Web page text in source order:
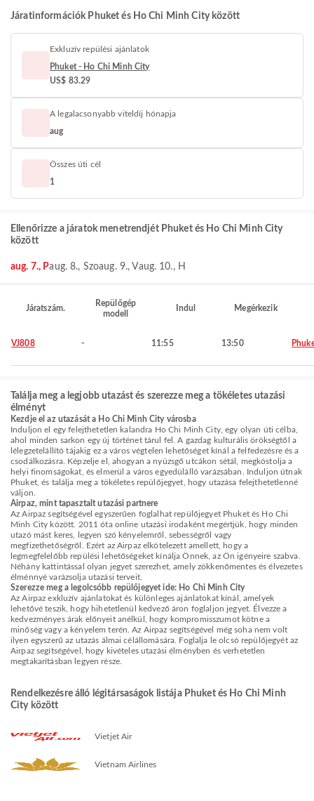
Járatinformációk Phuket és Ho Chi Minh City között
Exkluzív repülési ajánlatok
Phuket - Ho Chi Minh City
US$ 83.29
A legalacsonyabb viteldíj hónapja
aug
Összes úti cél
1
Ellenőrizze a járatok menetrendjét Phuket és Ho Chi Minh City
között
aug. 7., Paug. 8., Szoaug. 9., Vaug. 10., H
Járatszám.
Repülőgép
modell
Indul Megérkezik
VJ808 - 11:55 13:50
Találja meg a legjobb utazást és szerezze meg a tökéletes utazási
élményt
Kezdje el az utazását a Ho Chi Minh City városba
Induljon el egy felejthetetlen kalandra Ho Chi Minh City, egy olyan úti célba,
ahol minden sarkon egy új történet tárul fel. A gazdag kulturális örökségtől a
lélegzetelállító tájakig ez a város végtelen lehetőséget kínál a felfedezésre és a
csodálkozásra. Képzelje el, ahogyan a nyüzsgő utcákon sétál, megkóstolja a
helyi finomságokat, és elmerül a város egyedülálló varázsában. Induljon útnak
Phuket, és találja meg a tökéletes repülőjegyet, hogy utazása felejthetetlenné
váljon.
Airpaz, mint tapasztalt utazási partnere
Az Airpaz segítségével egyszerűen foglalhat repülőjegyet Phuket és Ho Chi
Minh City között. 2011 óta online utazási irodaként megértjük, hogy minden
utazó mást keres, legyen szó kényelemről, sebességről vagy
megfizethetőségről. Ezért az Airpaz elkötelezett amellett, hogy a
legmegfelelőbb repülési lehetőségeket kínálja Önnek, az Ön igényeire szabva.
Néhány kattintással olyan jegyet szerezhet, amely zökkenőmentes és élvezetes
élménnyé varázsolja utazási terveit.
Szerezze meg a legolcsóbb repülőjegyet ide: Ho Chi Minh City
Az Airpaz exkluzív ajánlatokat és különleges ajánlatokat kínál, amelyek
lehetővé teszik, hogy hihetetlenül kedvező áron foglaljon jegyet. Élvezze a
kedvezményes árak előnyeit anélkül, hogy kompromisszumot kötne a
minőség vagy a kényelem terén. Az Airpaz segítségével még soha nem volt
ilyen egyszerű az utazás álmai célállomására. Foglalja le olcsó repülőjegyét az
Airpaz segítségével, hogy kivételes utazási élményben és verhetetlen
megtakarításban legyen része.
Rendelkezésre álló légitársaságok listája Phuket és Ho Chi Minh
City között
Vietjet Air
Vietnam Airlines